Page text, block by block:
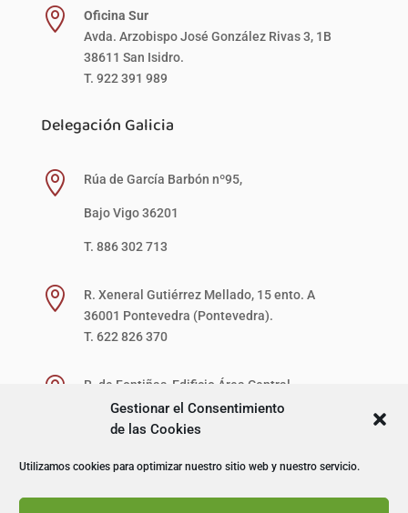
Gestionar el Consentimiento
de las Cookies
Utilizamos cookies para optimizar nuestro sitio web y nuestro servicio.

Oficina Sur
Avda. Arzobispo José González Rivas 3, 1B
38611 San Isidro.
T. 922 391 989
Delegación Galicia
 Rúa de García Barbón nº95,
Bajo Vigo 36201
T. 886 302 713

R. Xeneral Gutiérrez Mellado, 15 ento. A
36001 Pontevedra (Pontevedra).
T. 622 826 370

R. de Fontiñas, Edificio Área Central,
1ª Planta, Local 27-D (zona verde)
15707 Santiago de Compostela (A Coruña).